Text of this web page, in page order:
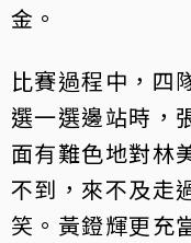
金。
比賽過程中，四
選一選邊站時，
面有難色地對林
不到，來不及走
笑。黃鐙輝更充